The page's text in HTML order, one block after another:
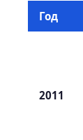
Год
2011